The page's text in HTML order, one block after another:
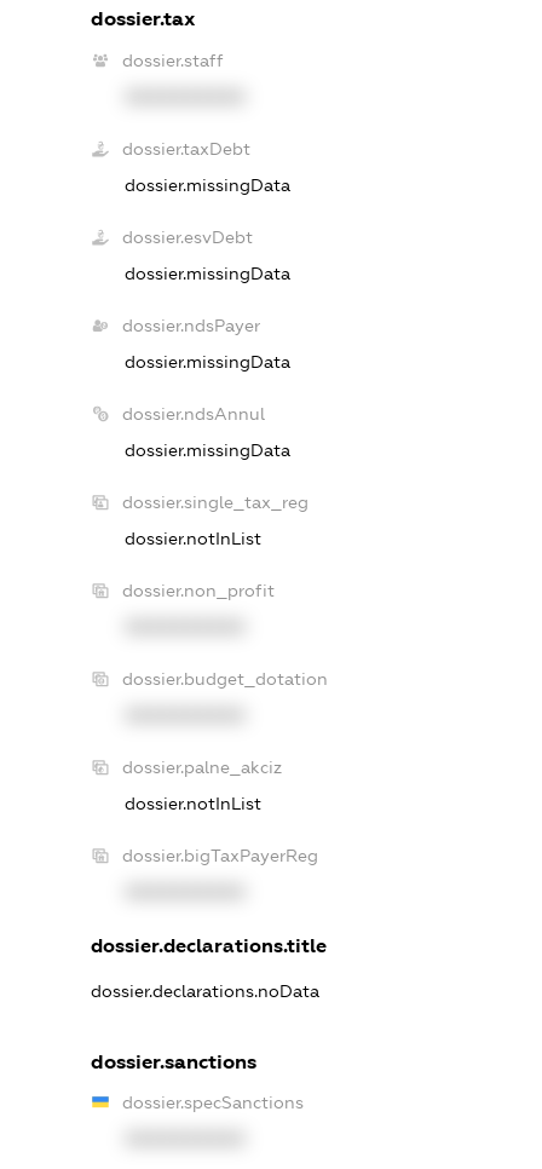
dossier.tax
dossier.staff
dossier.taxDebt
dossier.missingData
dossier.esvDebt
dossier.missingData
dossier.ndsPayer
dossier.missingData
dossier.ndsAnnul
dossier.missingData
dossier.single_tax_reg
dossier.notInList
dossier.non_profit
dossier.budget_dotation
dossier.palne_akciz
dossier.notInList
dossier.bigTaxPayerReg
dossier.declarations.title
dossier.declarations.noData
dossier.sanctions
dossier.specSanctions